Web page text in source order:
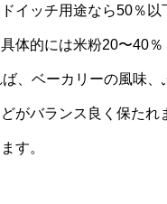
イッチ用途なら50％以
体的には米粉20〜40
、ベーカリーの風味、
がバランス良く保たれ
す。